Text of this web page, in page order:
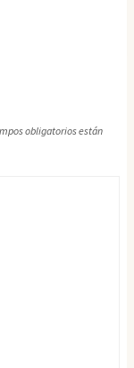
obligatorios están